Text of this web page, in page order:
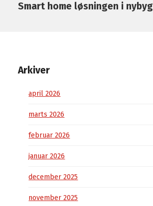
Smart home løsningen i nybyg
Arkiver
april 2026
marts 2026
februar 2026
januar 2026
december 2025
november 2025